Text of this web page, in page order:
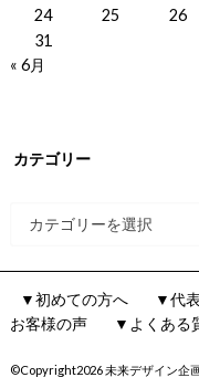
24
25 26
31
« 6月
カテゴリー
▼初めての方へ ▼代
お客様の声
▼よくある
©Copyright2026未来デザイン企